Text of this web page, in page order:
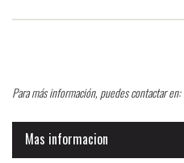
Para más información, puedes contactar en:
Mas informacion